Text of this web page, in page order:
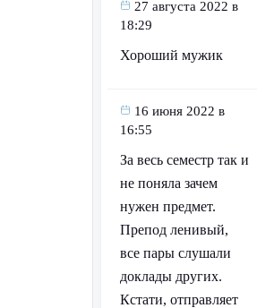
27 августа 2022 в
18:29
Хороший мужик
16 июня 2022 в
16:55
За весь семестр так и
не поняла зачем
нужен предмет.
Препод ленивый,
все пары слушали
доклады других.
Кстати, отправляет